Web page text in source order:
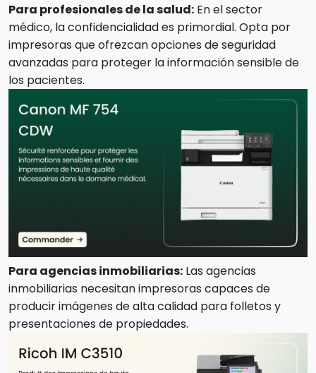
Para profesionales de la salud: En el sector
médico, la confidencialidad es primordial. Opta por
impresoras que ofrezcan opciones de seguridad
avanzadas para proteger la información sensible de
los pacientes.
Para agencias inmobiliarias: Las agencias
inmobiliarias necesitan impresoras capaces de
producir imágenes de alta calidad para folletos y
presentaciones de propiedades.